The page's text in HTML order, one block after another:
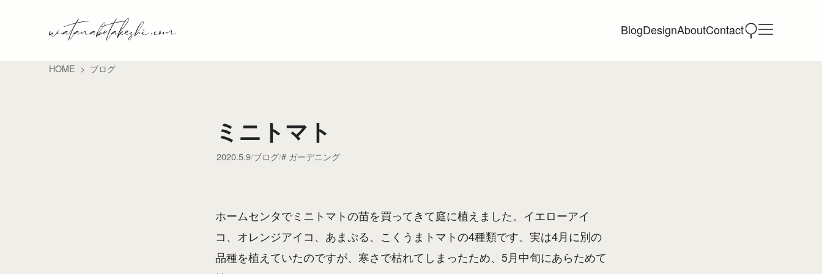
BlogDesignAboutContact
HOME ブログ
ミニトマト
2020.5.9 ブログ ガーデニング
ホームセンタでミニトマトの苗を買ってきて庭に植えました。イエローアイ
コ、オレンジアイコ、あまぷる、こくうまトマトの4種類です。実は4月に別の
品種を植えていたのですが、寒さで枯れてしまったため、5月中旬にあらためて